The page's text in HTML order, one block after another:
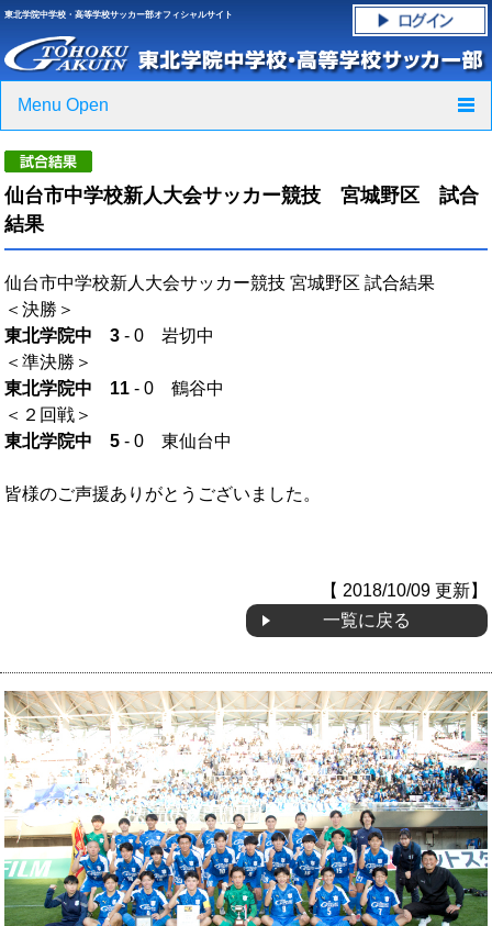
東北学院中学校・高等学校サッカー部オフィシャルサイト
Menu Open
ニュース
仙台市中学校新人大会サッカー競技 宮城野区 試合
結果
仙台市中学校新人大会サッカー競技 宮城野区 試合結果
＜決勝＞
東北学院中3 - 0 岩切中
＜準決勝＞
東北学院中 11 - 0 鶴谷中
＜２回戦＞
東北学院中5 - 0 東仙台中
皆様のご声援ありがとうございました。
【 2018/10/09 更新】
一覧に戻る